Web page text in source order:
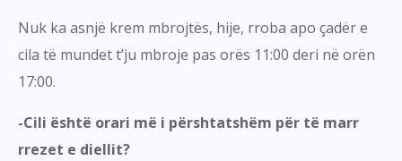
Nuk ka asnjë krem mbrojtës, hije, rroba apo çadër e
cila të mundet t’ju mbroje pas orës 11:00 deri në orën
17:00.
-Cili është orari më i përshtatshëm për të marr
rrezet e diellit?